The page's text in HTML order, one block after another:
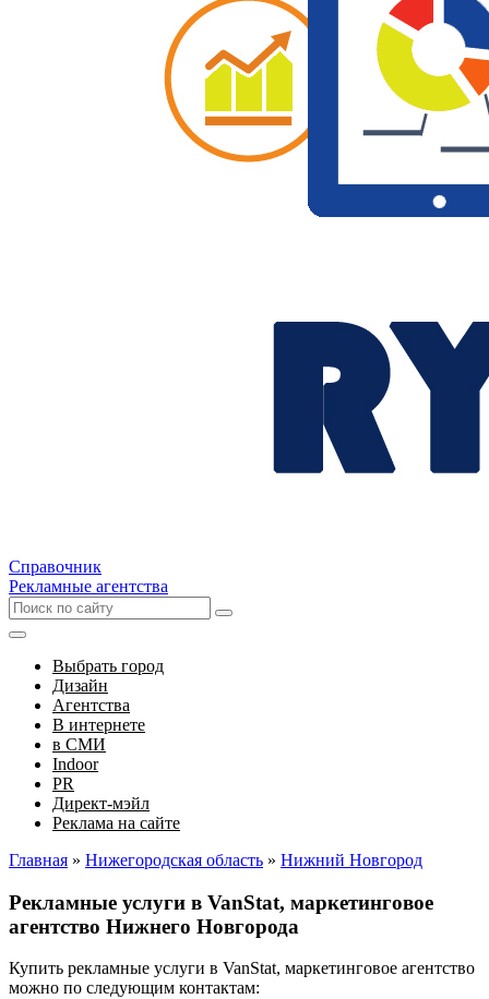
Справочник
Рекламные агентства
Выбрать город
Дизайн
Агентства
В интернете
в СМИ
Indoor
PR
Директ-мэйл
Реклама на сайте
Главная » Нижегородская область » Нижний Новгород
Рекламные услуги в VanStat, маркетинговое
агентство Нижнего Новгорода
Купить рекламные услуги в VanStat, маркетинговое агентство
можно по следующим контактам: